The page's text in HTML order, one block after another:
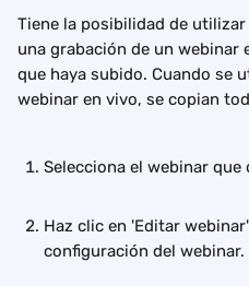
Tiene la posibilidad de
una grabación de un webinar
que haya subido. Cuando se
webinar en vivo, se copian
Selecciona el webinar que
Haz clic en 'Editar
configuración del webinar.